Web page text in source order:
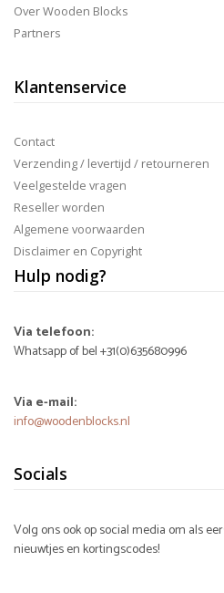
Over Wooden Blocks
Partners
Klantenservice
Contact
Verzending / levertijd / retourneren
Veelgestelde vragen
Reseller worden
Algemene voorwaarden
Disclaimer en Copyright
Hulp nodig?
Via telefoon:
Whatsapp of bel +31(0)635680996
Via e-mail:
info@woodenblocks.nl
Socials
Volg ons ook op social media om als
nieuwtjes en kortingscodes!